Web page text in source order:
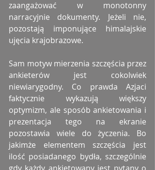
zaangażować w monotonny
narracyjnie dokumenty. Jeżeli nie,
pozostają imponujące himalajskie
ujęcia krajobrazowe.
Sam motyw mierzenia szczęścia przez
ankieterów jest cokolwiek
niewiarygodny. Co prawda Azjaci
faktycznie wykazują większy
optymizm, ale sposób ankietowania i
prezentacja tego na ekranie
pozostawia wiele do życzenia. Bo
jakimże elementem szczęścia jest
ilość posiadanego bydła, szczególnie